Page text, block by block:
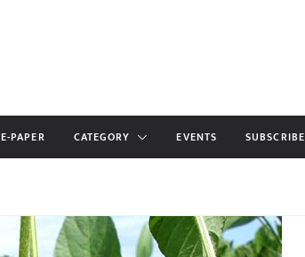
E-PAPER CATEGORY EVENTS SUBSCRIBE